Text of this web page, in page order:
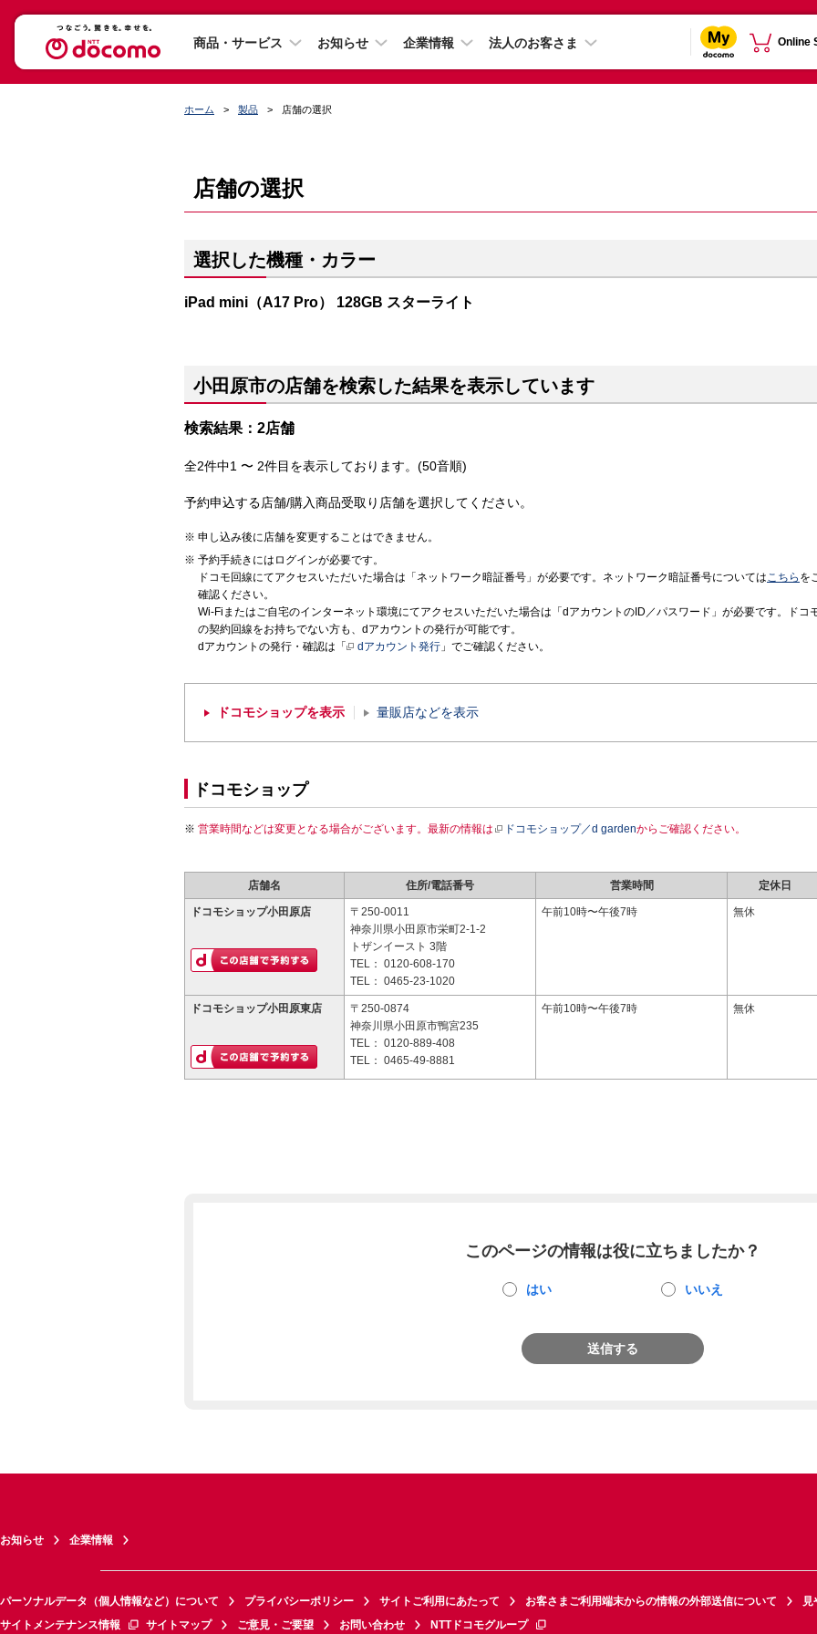
商品・サービス お知らせ 企業情報 法人のお客さま Online
ホーム 製品 店舗の選択
店舗の選択
選択した機種・カラー
iPad mini（A17 Pro） 128GB スターライト
小田原市の店舗を検索した結果を表示しています
検索結果：2店舗
全2件中1 〜 2件目を表示しております。(50音順)
予約申込する店舗/購入商品受取り店舗を選択してください。
申し込み後に店舗を変更することはできません。
予約手続きにはログインが必要です。
ドコモ回線にてアクセスいただいた場合は「ネットワーク暗証番号」が必要です。ネットワーク暗証番号についてはこちら を
確認ください。
Wi-Fiまたはご自宅のインターネット環境にてアクセスいただいた場合は「dアカウントのID／パスワード」が必要です。ドコ
の契約回線をお持ちでない方も、dアカウントの発行が可能です。
dアカウントの発行・確認は「
dアカウント発行 」でご確認ください。
ドコモショップを表示 量販店などを表示
ドコモショップ
営業時間などは変更となる場合がございます。最新の情報は ドコモショップ／d gardenからご確認ください。
店舗名 住所/電話番号 営業時間 定休日
ドコモショップ小田原店
〒250-0011
神奈川県小田原市栄町2-1-2
トザンイースト 3階
TEL： 0120-608-170
TEL： 0465-23-1020
午前10時〜午後7時 無休
ドコモショップ小田原東店
〒250-0874
神奈川県小田原市鴨宮235
TEL： 0120-889-408
TEL： 0465-49-8881
午前10時〜午後7時 無休
このページの情報は役に立ちましたか？
はい いいえ
送信する
お知らせ 企業情報
パーソナルデータ（個人情報など）について プライバシーポリシー サイトご利用にあたって お客さまご利用端末からの情報の外部送信について
見
サイトメンテナンス情報
サイトマップ ご意見・ご要望 お問い合わせ NTTドコモグループ